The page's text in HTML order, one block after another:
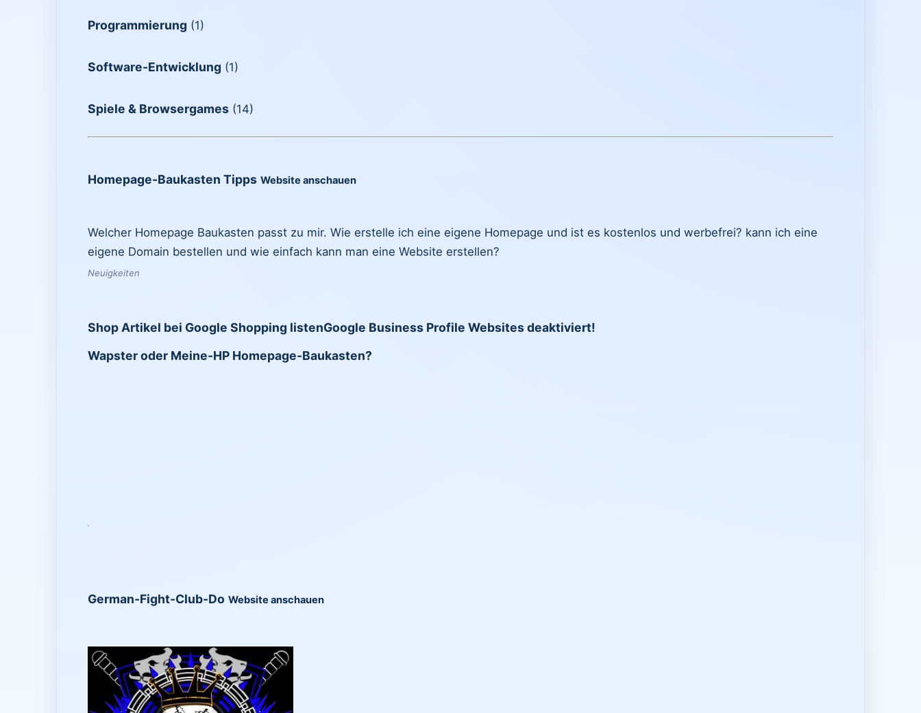
Programmierung (1)
Software-Entwicklung (1)
Spiele & Browsergames (14)
Homepage-Baukasten Tipps Website anschauen
Welcher Homepage Baukasten passt zu mir. Wie erstelle ich eine eigene Homepage und ist es kostenlos und werbefrei? kann ich eine
eigene Domain bestellen und wie einfach kann man eine Website erstellen?
Neuigkeiten
Shop Artikel bei Google Shopping listenGoogle Business Profile Websites deaktiviert!
Wapster oder Meine-HP Homepage-Baukasten?
German-Fight-Club-Do Website anschauen